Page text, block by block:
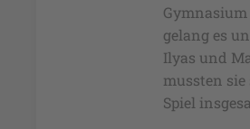
gelang es
Ilyas und
mussten sie
Spiel